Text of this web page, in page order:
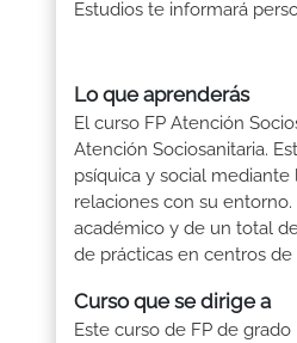
Estudios te informará
Lo que aprenderás
El curso FP Atención
Atención Sociosanitaria.
psíquica y social
relaciones con su
académico y de un total
de prácticas en centros de
Curso que se dirige a
Este curso de FP de